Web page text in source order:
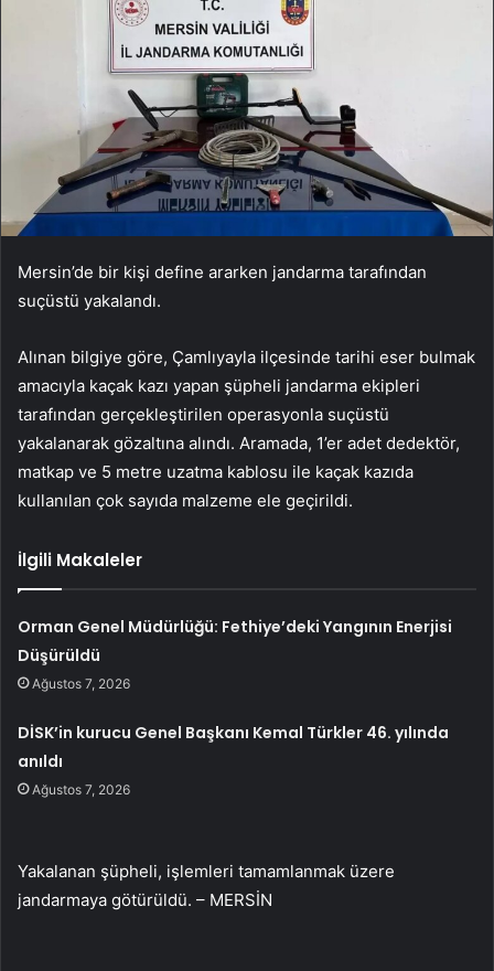
Mersin’de bir kişi define ararken jandarma tarafından
suçüstü yakalandı.
Alınan bilgiye göre, Çamlıyayla ilçesinde tarihi eser bulmak
amacıyla kaçak kazı yapan şüpheli jandarma ekipleri
tarafından gerçekleştirilen operasyonla suçüstü
yakalanarak gözaltına alındı. Aramada, 1’er adet dedektör,
matkap ve 5 metre uzatma kablosu ile kaçak kazıda
kullanılan çok sayıda malzeme ele geçirildi.
İlgili Makaleler
Orman Genel Müdürlüğü: Fethiye’deki Yangının Enerjisi
Düşürüldü
Ağustos 7, 2026
DİSK’in kurucu Genel Başkanı Kemal Türkler 46. yılında
anıldı
Ağustos 7, 2026
Yakalanan şüpheli, işlemleri tamamlanmak üzere
jandarmaya götürüldü. – MERSİN